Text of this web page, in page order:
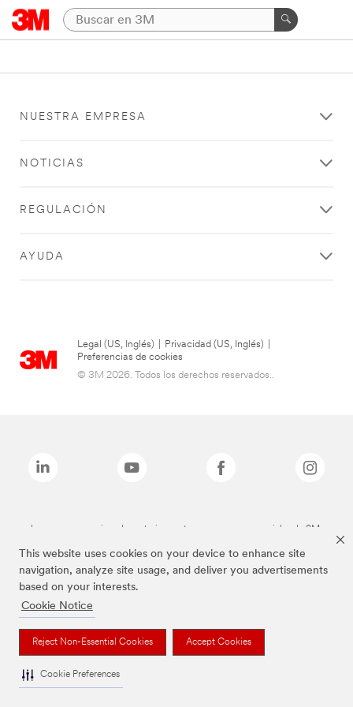
This website uses cookies on your device to enhance site
navigation, analyze site usage, and deliver you advertisements
based on your interests.
Cookie Notice
Reject Non-Essential Cookies Accept Cookies
Cookie Preferences
NUESTRA EMPRESA
NOTICIAS
REGULACIÓN
AYUDA
Legal (US, Inglés) Privacidad (US, Inglés)
Preferencias de cookies
© 3M 2026. Todos los derechos reservados..
Las marcas mencionadas anteriormente son marcas comerciales de 3M.